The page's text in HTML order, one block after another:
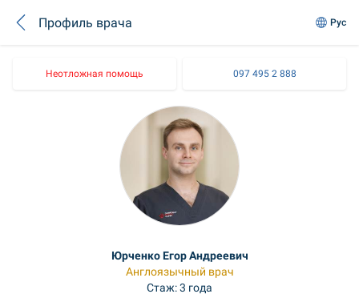
Профиль врача Рус
Неотложная помощь 097 495 2 888
Юрченко Егор Андреевич
Англоязычный врач
Стаж: 3 года